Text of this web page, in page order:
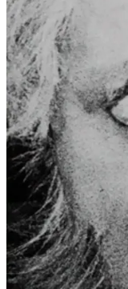
Publisert
01.12.2024